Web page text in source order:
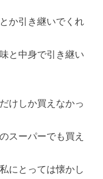
か引き継いでくれ
と中身で引き継い
けしか買えなかっ
スーパーでも買え
にとっては懐かし